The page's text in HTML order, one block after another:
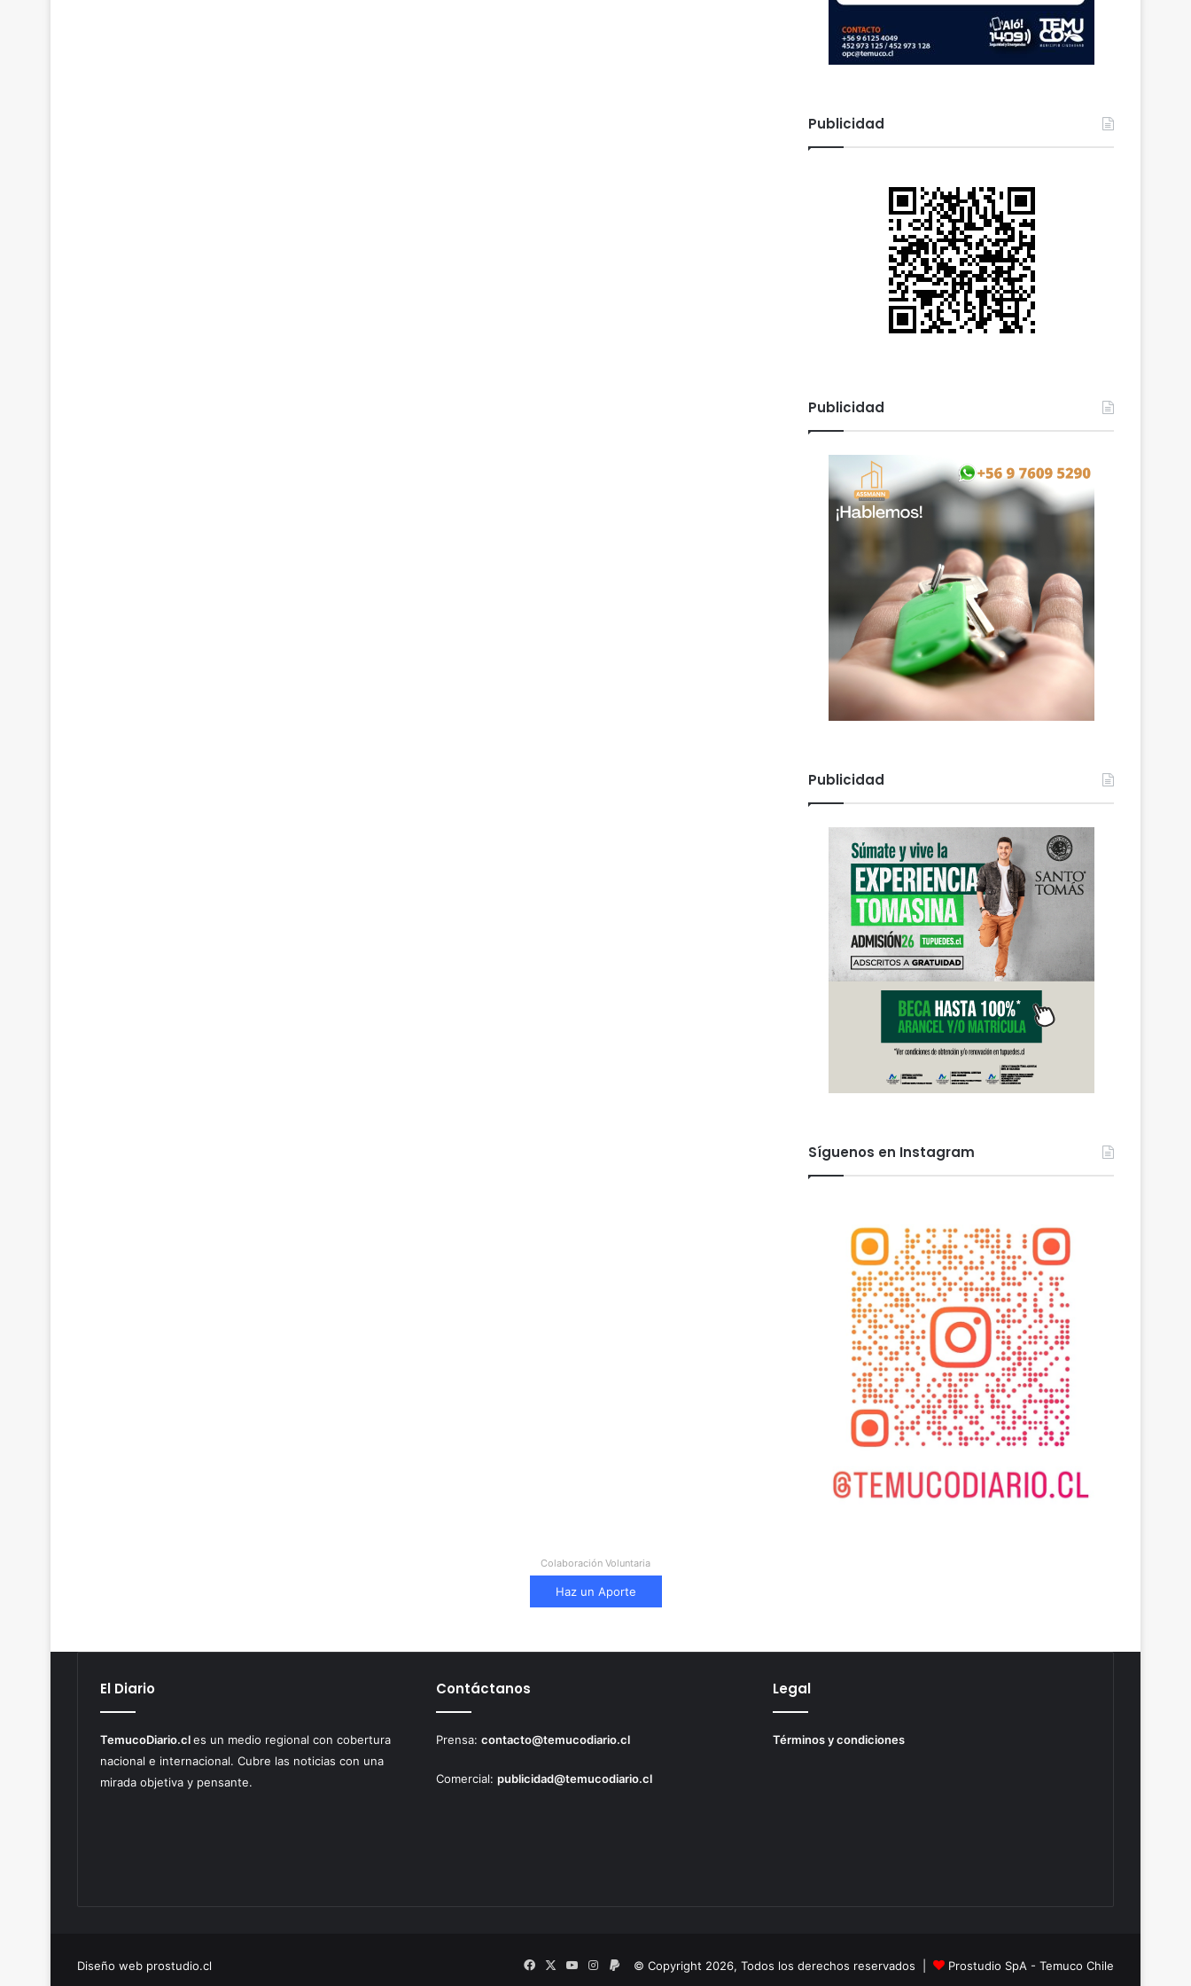
Publicidad
Publicidad
Publicidad
Síguenos en Instagram
Colaboración Voluntaria
Haz un Aporte
El Diario
TemucoDiario.cles un medio regional con cobertura
nacional e internacional. Cubre las noticias con una
mirada objetiva y pensante.
Contáctanos
Prensa:contacto@temucodiario.cl
Comercial:publicidad@temucodiario.cl
Legal
Términos y condiciones
Diseño web prostudio.cl © Copyright 2026, Todos los derechos reservados | Prostudio SpA - Temuco Chile
FacebookYouTubeInstagram
PayPal